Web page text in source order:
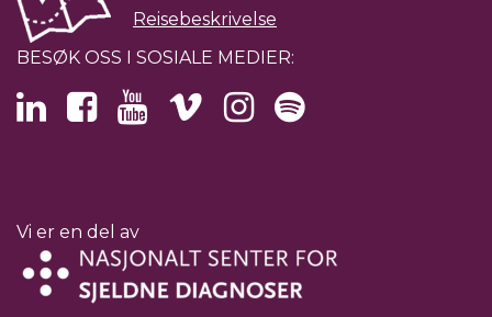
Reisebeskrivelse
BESØK OSS I SOSIALE MEDIER:
Vi er en del av